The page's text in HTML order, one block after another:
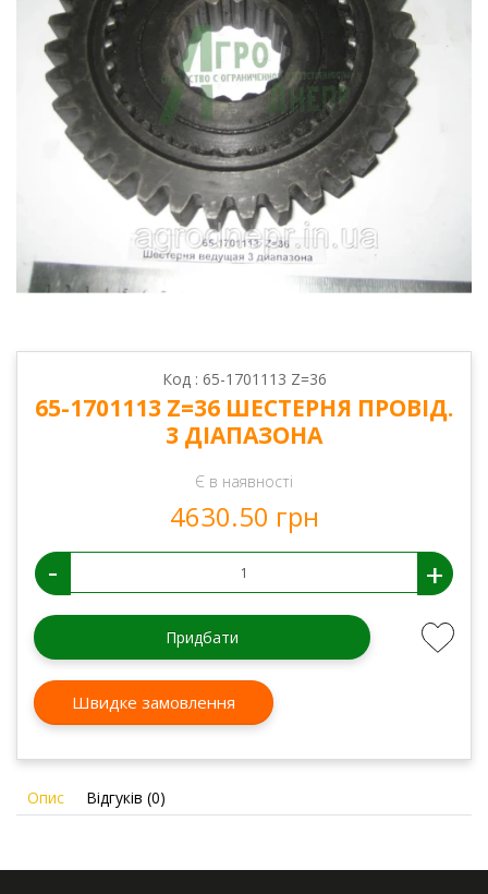
Код : 65-1701113 Z=36
65-1701113 Z=36 ШЕСТЕРНЯ ПРОВІД.
3 ДІАПАЗОНА
Є в наявності
4630.50 грн
- +
Придбати
Швидке замовлення
Опис Відгуків (0)